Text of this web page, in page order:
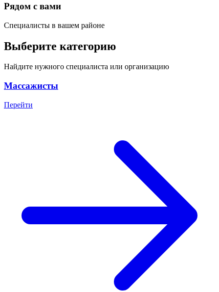
Рядом с вами
Специалисты в вашем районе
Выберите категорию
Найдите нужного специалиста или организацию
Массажисты
Перейти